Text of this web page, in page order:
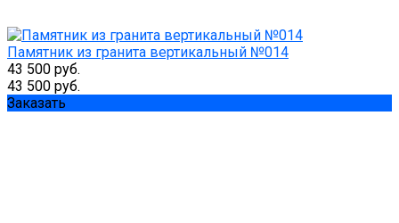
Памятник из гранита вертикальный №014
43 500 руб.
43 500 руб.
Заказать